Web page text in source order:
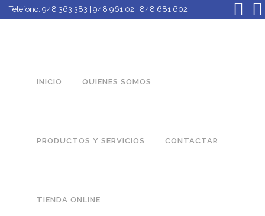
Teléfono: 948 363 383 | 948 961 02 | 848 681 602
INICIO QUIENES SOMOS
PRODUCTOS Y SERVICIOS CONTACTAR
TIENDA ONLINE